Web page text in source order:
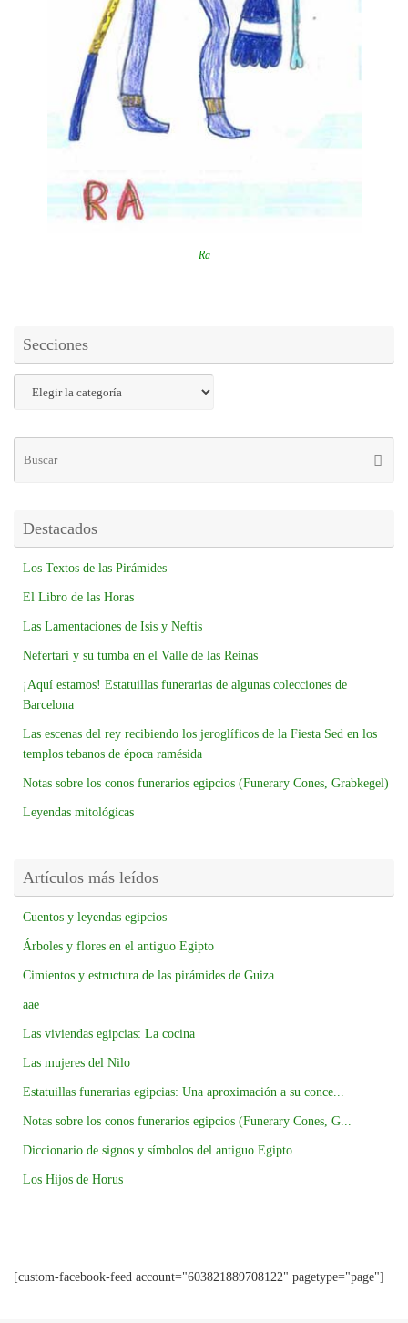
Ra
Secciones
Destacados
Los Textos de las Pirámides
El Libro de las Horas
Las Lamentaciones de Isis y Neftis
Nefertari y su tumba en el Valle de las Reinas
¡Aquí estamos! Estatuillas funerarias de algunas colecciones de
Barcelona
Las escenas del rey recibiendo los jeroglíficos de la Fiesta Sed en los
templos tebanos de época ramésida
Notas sobre los conos funerarios egipcios (Funerary Cones, Grabkegel)
Leyendas mitológicas
Artículos más leídos
Cuentos y leyendas egipcios
Árboles y flores en el antiguo Egipto
Cimientos y estructura de las pirámides de Guiza
aae
Las viviendas egipcias: La cocina
Las mujeres del Nilo
Estatuillas funerarias egipcias: Una aproximación a su conce...
Notas sobre los conos funerarios egipcios (Funerary Cones, G...
Diccionario de signos y símbolos del antiguo Egipto
Los Hijos de Horus
[custom-facebook-feed account="603821889708122" pagetype="page"]